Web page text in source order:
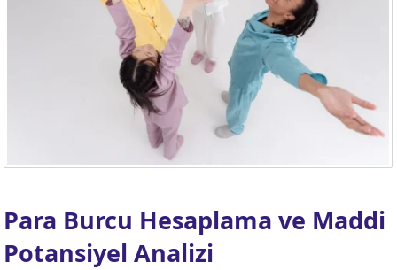
Para Burcu Hesaplama ve Maddi
Potansiyel Analizi